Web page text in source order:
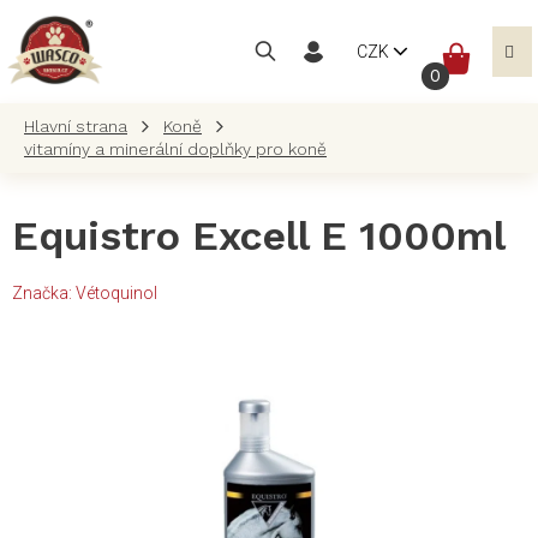
obsah
CZK
Koně
vitamíny a minerální doplňky pro koně
Equistro Excell E 1000ml
Značka: Vétoquinol